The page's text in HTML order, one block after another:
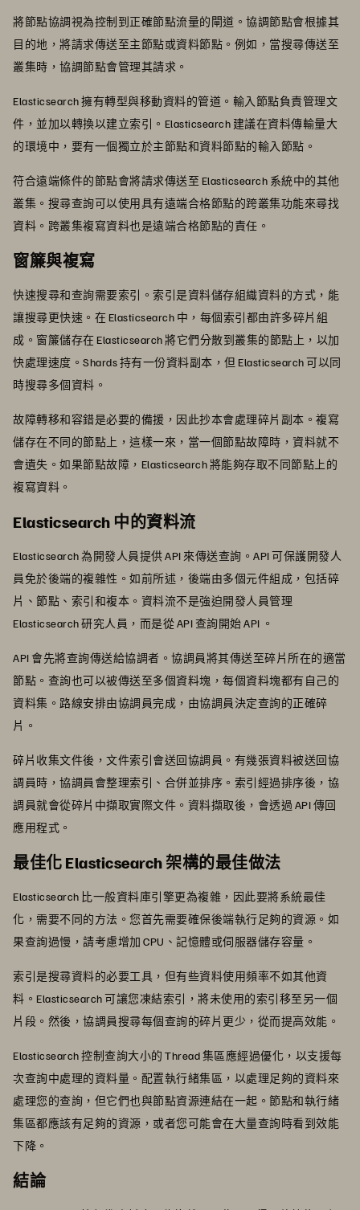
將節點協調視為控制到正確節點流量的閘道。協調節點會根據其
目的地，將請求傳送至主節點或資料節點。例如，當搜尋傳送至
叢集時，協調節點會管理其請求。
Elasticsearch 擁有轉型與移動資料的管道。輸入節點負責管理文
件，並加以轉換以建立索引。Elasticsearch 建議在資料傳輸量大
的環境中，要有一個獨立於主節點和資料節點的輸入節點。
符合遠端條件的節點會將請求傳送至 Elasticsearch 系統中的其他
叢集。搜尋查詢可以使用具有遠端合格節點的跨叢集功能來尋找
資料。跨叢集複寫資料也是遠端合格節點的責任。
窗簾與複寫
快速搜尋和查詢需要索引。索引是資料儲存組織資料的方式，能
讓搜尋更快速。在 Elasticsearch 中，每個索引都由許多碎片組
成。窗簾儲存在 Elasticsearch 將它們分散到叢集的節點上，以加
快處理速度。Shards 持有一份資料副本，但 Elasticsearch 可以同
時搜尋多個資料。
故障轉移和容錯是必要的備援，因此抄本會處理碎片副本。複寫
儲存在不同的節點上，這樣一來，當一個節點故障時，資料就不
會遺失。如果節點故障，Elasticsearch 將能夠存取不同節點上的
複寫資料。
Elasticsearch 中的資料流
Elasticsearch 為開發人員提供 API 來傳送查詢。API 可保護開發人
員免於後端的複雜性。如前所述，後端由多個元件組成，包括碎
片、節點、索引和複本。資料流不是強迫開發人員管理
Elasticsearch 研究人員，而是從 API 查詢開始 API 。
API 會先將查詢傳送給協調者。協調員將其傳送至碎片所在的適當
節點。查詢也可以被傳送至多個資料塊，每個資料塊都有自己的
資料集。路線安排由協調員完成，由協調員決定查詢的正確碎
片。
碎片收集文件後，文件索引會送回協調員。有幾張資料被送回協
調員時，協調員會整理索引、合併並排序。索引經過排序後，協
調員就會從碎片中擷取實際文件。資料擷取後，會透過 API 傳回
應用程式。
最佳化 Elasticsearch 架構的最佳做法
Elasticsearch 比一般資料庫引擎更為複雜，因此要將系統最佳
化，需要不同的方法。您首先需要確保後端執行足夠的資源。如
果查詢過慢，請考慮增加 CPU、記憶體或伺服器儲存容量。
索引是搜尋資料的必要工具，但有些資料使用頻率不如其他資
料。Elasticsearch 可讓您凍結索引，將未使用的索引移至另一個
片段。然後，協調員搜尋每個查詢的碎片更少，從而提高效能。
Elasticsearch 控制查詢大小的 Thread 集區應經過優化，以支援每
次查詢中處理的資料量。配置執行緒集區，以處理足夠的資料來
處理您的查詢，但它們也與節點資源連結在一起。節點和執行緒
集區都應該有足夠的資源，或者您可能會在大量查詢時看到效能
下降。
結論